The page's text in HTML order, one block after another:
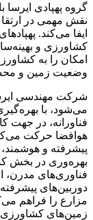
گروه پهپادی ایرسا
نقش مهمی در
ایفا می‌کند.
کشاورزی و
امکان را به
وضعیت زمین و
شرکت مهندسی
می‌شود، با
فناورانه، در جهت
هوافضا حرکت
پیشرفته و
بهره‌وری در بخش
دوربین‌های
مزارع را فراهم
زمین‌های